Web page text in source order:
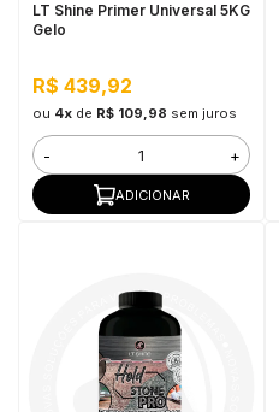
LT Shine Primer Universal 5KG
Gelo
R$ 439,92
ou 4xde R$ 109,98 sem juros
- +
ADICIONAR